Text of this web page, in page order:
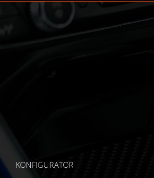
KONFIGURATOR